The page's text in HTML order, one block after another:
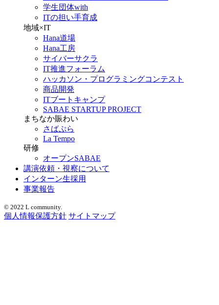
学生団体with
ITの担い手育成
地域×IT
Hana道場
Hana工房
サイバーサクラ
IT推進フォーラム
ハッカソン・プログラミングコンテスト
商品開発
ITブートキャンプ
SABAE STARTUP PROJECT
まちなか賑わい
さばぷら
La Tempo
研修
オープンSABAE
講演依頼・視察について
インターン生採用
事業報告
© 2022 L community.
個人情報保護方針 サイトマップ